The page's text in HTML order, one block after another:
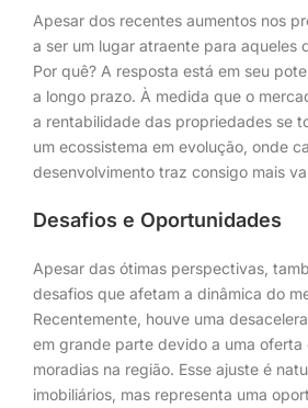
Apesar dos recentes aumentos nos
a ser um lugar atraente para aqueles
Por quê? A resposta está em seu
a longo prazo. À medida que o
a rentabilidade das propriedades se
um ecossistema em evolução, onde
desenvolvimento traz consigo mais
Desafios e Oportunidades
Apesar das ótimas perspectivas,
desafios que afetam a dinâmica do
Recentemente, houve uma
em grande parte devido a uma oferta
moradias na região. Esse ajuste é
imobiliários, mas representa uma